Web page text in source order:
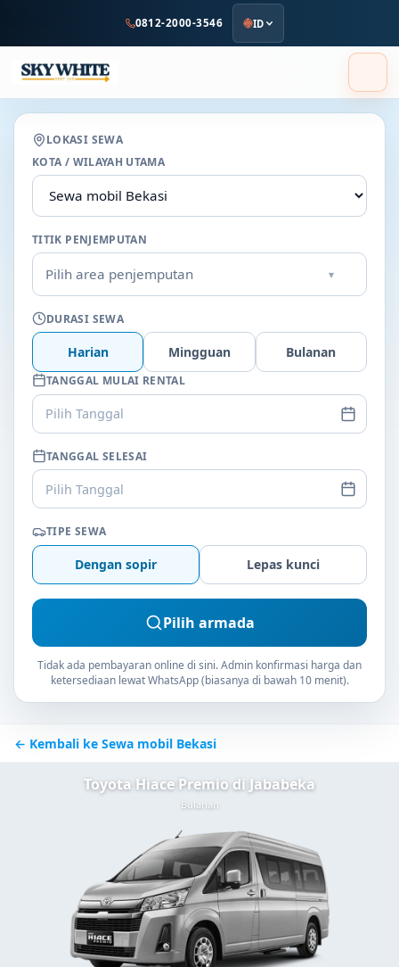
utama
0812-2000-3546 ID
LOKASI SEWA
KOTA / WILAYAH UTAMA
TITIK PENJEMPUTAN
Pilih area penjemputan ▾
DURASI SEWA
Harian Mingguan Bulanan
TANGGAL MULAI RENTAL
Pilih Tanggal
TANGGAL SELESAI
Pilih Tanggal
TIPE SEWA
Dengan sopir Lepas kunci
Pilih armada
Tidak ada pembayaran online di sini. Admin konfirmasi harga dan
ketersediaan lewat WhatsApp (biasanya di bawah 10 menit).
← Kembali ke Sewa mobil Bekasi
Toyota Hiace Premio di Jababeka
Bulanan